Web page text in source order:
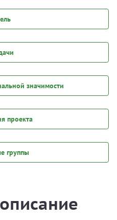
значимости
проекта
группы